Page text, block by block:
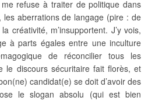
me refuse à traiter de politique dans
les aberrations de langage (pire : de
créativité, m’insupportent. J’y vois,
à parts égales entre une inculture
de réconcilier tous les
le discours sécuritaire fait florès, et
candidat(e) se doit d’avoir des
le slogan absolu (qui est bien